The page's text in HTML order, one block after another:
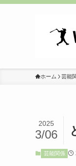
ホーム 芸能
2025
3/06
芸能関係